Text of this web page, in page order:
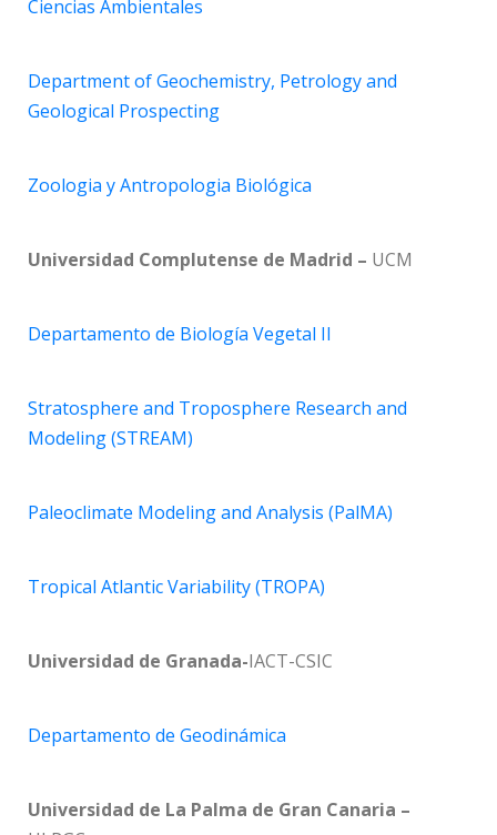
Ciencias Ambientales
Department of Geochemistry, Petrology and
Geological Prospecting
Zoologia y Antropologia Biológica
Universidad Complutense de Madrid – UCM
Departamento de Biología Vegetal II
Stratosphere and Troposphere Research and
Modeling (STREAM)
Paleoclimate Modeling and Analysis (PalMA)
Tropical Atlantic Variability (TROPA)
Universidad de Granada-IACT-CSIC
Departamento de Geodinámica
Universidad de La Palma de Gran Canaria –